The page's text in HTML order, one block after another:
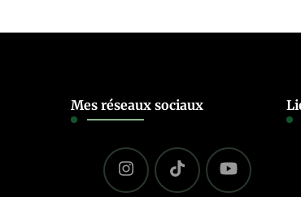
Mes réseaux sociaux